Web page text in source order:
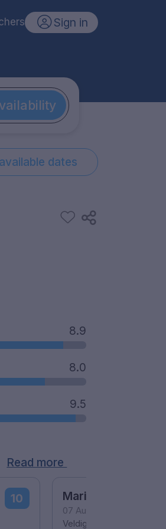
Sign in
dates
8.9
8.0
9.5
Read more
10 Marit
07 August 2022
Veldig god setvice fra